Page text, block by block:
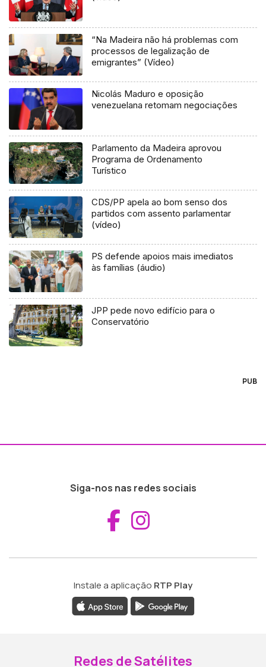
“Na Madeira não há problemas com
processos de legalização de
emigrantes” (Vídeo)
Nicolás Maduro e oposição
venezuelana retomam negociações
Parlamento da Madeira aprovou
Programa de Ordenamento
Turístico
CDS/PP apela ao bom senso dos
partidos com assento parlamentar
(vídeo)
PS defende apoios mais imediatos
às famílias (áudio)
JPP pede novo edifício para o
Conservatório
PUB
Siga-nos nas redes sociais
Aceder ao
Instale a aplicação RTP Play
Redes de Satélites